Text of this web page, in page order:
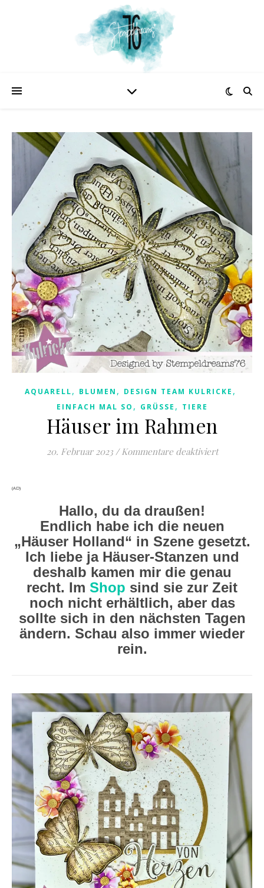
AQUARELL, BLUMEN , DESIGN TEAM KULRICKE ,
EINFACH MAL SO , GRÜSSE , TIERE
Häuser im Rahmen
20. Februar 2023 / Kommentare deaktiviertfür Häuser
(AD)
Hallo, du da draußen!
Endlich habe ich die neuen
„Häuser Holland“ in Szene gesetzt.
Ich liebe ja Häuser-Stanzen und
deshalb kamen mir die genau
recht. Im Shop sind sie zur Zeit
noch nicht erhältlich, aber das
sollte sich in den nächsten Tagen
ändern. Schau also immer wieder
rein.